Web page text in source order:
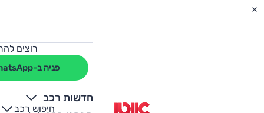
רוצים
פניה ב-WhatsApp
חדשות רכב
חיפוש רכב
+
-